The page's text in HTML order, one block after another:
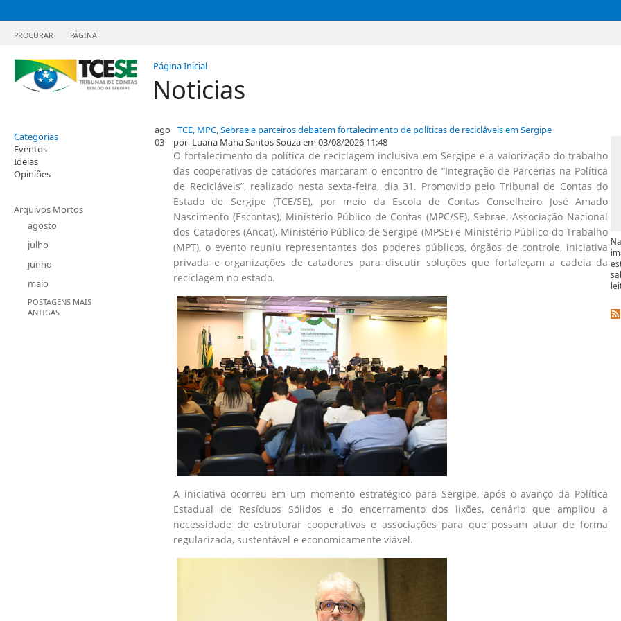
PROCURAR PÁGINA
Página Inicial
Noticias
Categorias
Eventos
Ideias
Opiniões
Arquivos Mortos
agosto
julho
junho
maio
POSTAGENS MAIS
ANTIGAS
ago
03
​ TCE, MPC, Sebrae e parceiros debatem fortalecimento de políticas de recicláveis em Sergipe
por Luana Maria Santos Souzaem 03/08/2026 11:48
​O fortalecimento da política de reciclagem inclusiva em Sergipe e a valorização do trabalho
das cooperativas de catadores marcaram o encontro de “Integração de Parcerias na Política
de Recicláveis”, realizado nesta sexta-feira, dia 31. Promovido pelo Tribunal de Contas do
Estado de Sergipe (TCE/SE), por meio da Escola de Contas Conselheiro José Amado
Nascimento (Escontas), Ministério Público de Contas (MPC/SE), Sebrae, Associação Nacional
dos Catadores (Ancat), Ministério Público de Sergipe (MPSE) e Ministério Público do Trabalho
(MPT), o evento reuniu representantes dos poderes públicos, órgãos de controle, iniciativa
privada e organizações de catadores para discutir soluções que fortaleçam a cadeia da
reciclagem no estado.
A iniciativa ocorreu em um momento estratégico para Sergipe, após o avanço da Política
Estadual de Resíduos Sólidos e do encerramento dos lixões, cenário que ampliou a
necessidade de estruturar cooperativas e associações para que possam atuar de forma
regularizada, sustentável e economicamente viável.